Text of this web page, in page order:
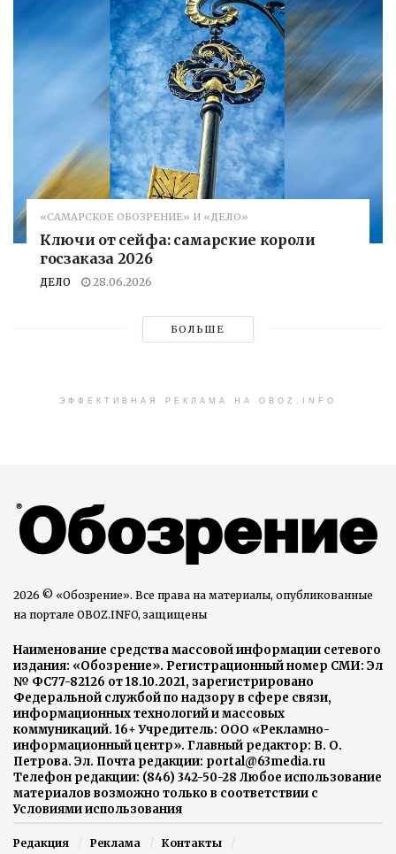
«САМАРСКОЕ ОБОЗРЕНИЕ» И «ДЕЛО»
Ключи от сейфа: самарские короли
госзаказа 2026
ДЕЛО 28.06.2026
БОЛЬШЕ
ЭФФЕКТИВНАЯ РЕКЛАМА НА OBOZ.INFO
2026 © «Обозрение». Все права на материалы, опубликованные
на портале OBOZ.INFO, защищены
Наименование средства массовой информации сетевого
издания: «Обозрение». Регистрационный номер СМИ: Эл
№ ФС77-82126 от 18.10.2021, зарегистрировано
Федеральной службой по надзору в сфере связи,
информационных технологий и массовых
коммуникаций. 16+ Учредитель: ООО «Рекламно-
информационный центр». Главный редактор: В. О.
Петрова. Эл. Почта редакции: portal@63media.ru
Телефон редакции: (846) 342-50-28 Любое использование
материалов возможно только в соответствии с
Условиями использования
Редакция Реклама
Контакты